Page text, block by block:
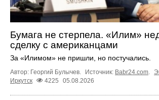
Бумага не стерпела. «Илим»
сделку с американцами
За «Илимом» не пришли, но постучались.
Автор: Георгий Булычев. Источник: Babr24.com.
Иркутск
4225 05.08.2026